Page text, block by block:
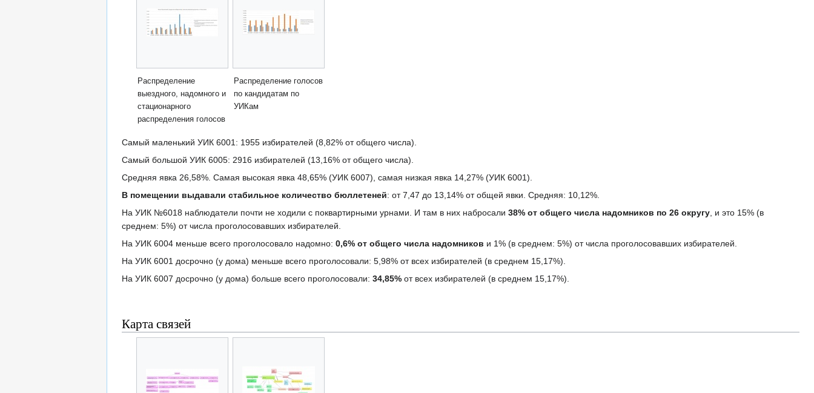
Распределение
выездного, надомного и
стационарного
распределения голосов
Распределение голосов
по кандидатам по
УИКам
Самый маленький УИК 6001: 1955 избирателей (8,82% от общего числа).
Самый большой УИК 6005: 2916 избирателей (13,16% от общего числа).
Средняя явка 26,58%. Самая высокая явка 48,65% (УИК 6007), самая низкая явка 14,27% (УИК 6001).
В помещении выдавали стабильное количество бюллетеней: от 7,47 до 13,14% от общей явки. Средняя: 10,12%.
На УИК №6018 наблюдатели почти не ходили с поквартирными урнами. И там в них набросали 38% от общего числа надомников по 26 округу, и это 15% (в
среднем: 5%) от числа проголосовавших избирателей.
На УИК 6004 меньше всего проголосовало надомно: 0,6% от общего числа надомников и 1% (в среднем: 5%) от числа проголосовавших избирателей.
На УИК 6001 досрочно (у дома) меньше всего проголосовали: 5,98% от всех избирателей (в среднем 15,17%).
На УИК 6007 досрочно (у дома) больше всего проголосовали: 34,85% от всех избирателей (в среднем 15,17%).
Карта связей